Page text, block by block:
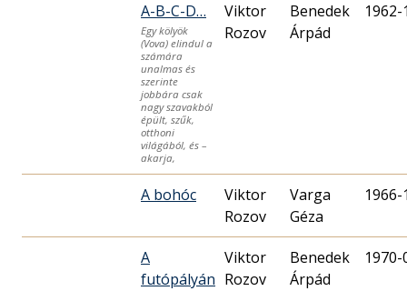
A-B-C-D…
Egy kölyök
(Vova) elindul a
számára
unalmas és
szerinte
jobbára csak
nagy szavakból
épült, szűk,
otthoni
világából, és –
akarja,
Viktor
Rozov
Benedek
Árpád
A bohóc
Viktor
Rozov
Varga
Géza
A
futópályán
Viktor
Rozov
Benedek
Árpád